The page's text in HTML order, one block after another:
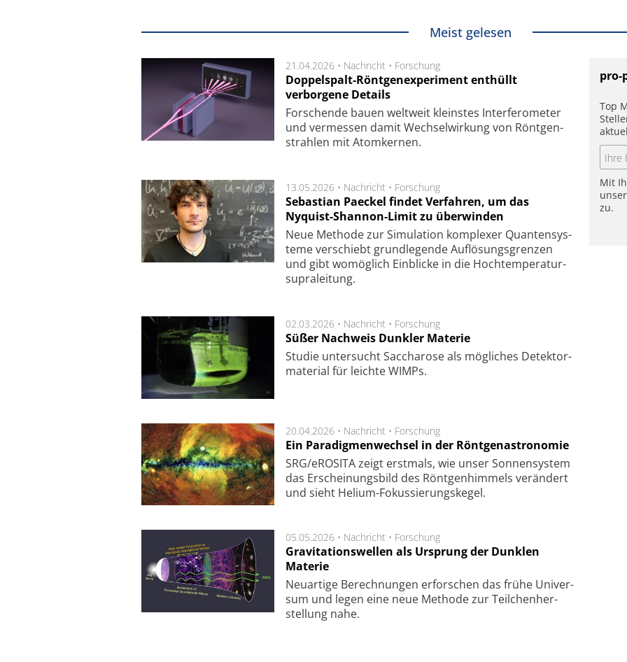
Meist gelesen
21.04.2026 • Nachricht • Forschung
Doppelspalt-Röntgenexperiment enthüllt
verborgene Details
For­schen­de bau­en welt­weit kleins­tes In­ter­fe­ro­me­ter
und ver­mes­sen da­mit Wech­sel­wir­kung von Rönt­gen­
strah­len mit Atom­ker­nen.
13.05.2026 • Nachricht • Forschung
Sebastian Paeckel findet Verfahren, um das
Nyquist-Shannon-Limit zu überwinden
Neue Methode zur Simu­la­tion kom­ple­xer Quan­ten­sys­
te­me ver­schiebt grund­le­gen­de Auf­lösungs­gren­zen
und gibt wo­mög­lich Ein­blicke in die Hoch­tempe­ra­tur­
supra­lei­tung.
02.03.2026 • Nachricht • Forschung
Süßer Nachweis Dunkler Materie
Studie unter­sucht Saccha­ro­se als mög­li­ches De­tek­tor­
ma­te­rial für leich­te WIMPs.
20.04.2026 • Nachricht • Forschung
Ein Paradigmenwechsel in der Röntgenastronomie
SRG/eROSITA zeigt erst­mals, wie unser Son­nen­sys­tem
das Er­schei­nungs­bild des Rönt­gen­him­mels ver­än­dert
und sieht Helium-Fokus­sie­rungs­ke­gel.
05.05.2026 • Nachricht • Forschung
Gravitationswellen als Ursprung der Dunklen
Materie
Neu­artige Be­rech­nung­en er­for­schen das frü­he Uni­ver­
sum und legen eine neue Me­tho­de zur Teil­chen­her­
stel­lung nahe.
pro-
Top
Mit
zu.